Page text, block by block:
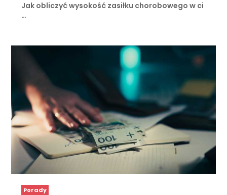
Jak obliczyć wysokość zasiłku chorobowego w ci
…
Porady